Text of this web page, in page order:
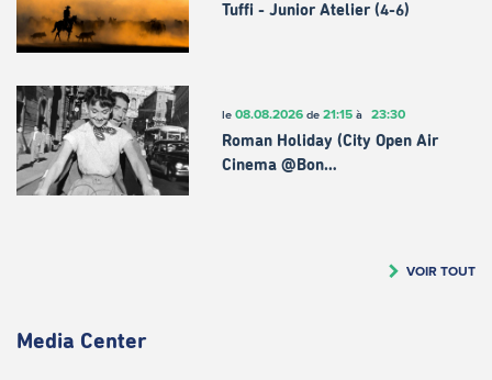
Tuffi - Junior Atelier (4-6)
le 08.08.2026de 21:15à 23:30
Roman Holiday (City Open Air
Cinema @Bon…
VOIR TOUT
Media Center